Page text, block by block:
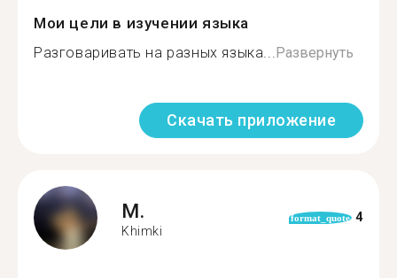
Мои цели в изучении языка
Разговаривать на разных языка... Развернуть
Скачать приложение
M.
Khimki
format_quote 4